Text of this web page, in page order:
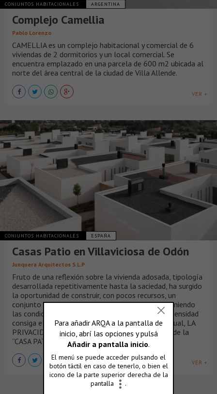
CONJUNTOS HABITACIONALES ARGENTINA
Complejo Camellia
Pablo Lorenzo
CAMELLIA es un complejo habitacional y comercial de 6
viviendas de 2 dormitorios y un local comercial. Se
encuentra emplazado en una parcela de 600 m2 ubicada al
norte del área central de la ciudad de Villa Allende.
VER +
CONJUNTOS HABITACIONALES ESPAÑA
Casas Patio en Villaviciosa de Odón
Junquera Arquitectos S.L.P
Fruto de una reflexión sobre la vivienda adosada, tipología
desarrollada repetitivamente hasta la saciedad, ha surgido
la oportunidad de construir, con pocos recursos, un
conjunto residencial como alternativa, que manteniendo
las condiciones de la vivienda unifamiliar de alta densidad
consiga el valor más ansiado de la vivienda individual, LA
PRIVACIDAD, recurriendo a la tipología milenaria de la
“CASA PATIO”.
VER +